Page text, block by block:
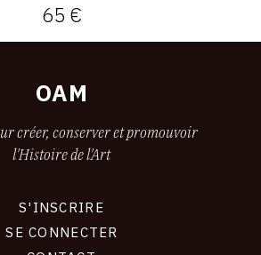
65 €
OAM
créer, conserver et promouvoir
l'Histoire de l'Art
S'INSCRIRE
SE CONNECTER